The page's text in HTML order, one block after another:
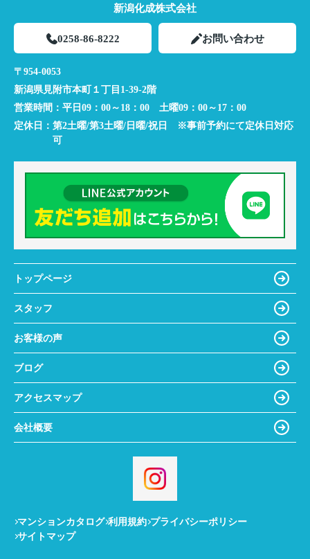
新潟化成株式会社
0258-86-8222 お問い合わせ
〒954-0053
新潟県見附市本町１丁目1-39-2階
営業時間： 平日09：00～18：00 土曜09：00～17：00
定休日： 第2土曜/第3土曜/日曜/祝日 ※事前予約にて定休日対応
可
トップページ
スタッフ
お客様の声
ブログ
アクセスマップ
会社概要
マンションカタログ 利用規約 プライバシーポリシー
サイトマップ